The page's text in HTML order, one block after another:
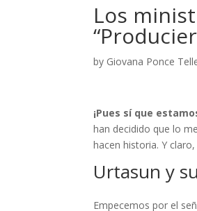
Los
by Giovana Ponce
¡Pues sí que
han decidido que lo
hacen historia. Y
Urtasun y
Empecemos por el